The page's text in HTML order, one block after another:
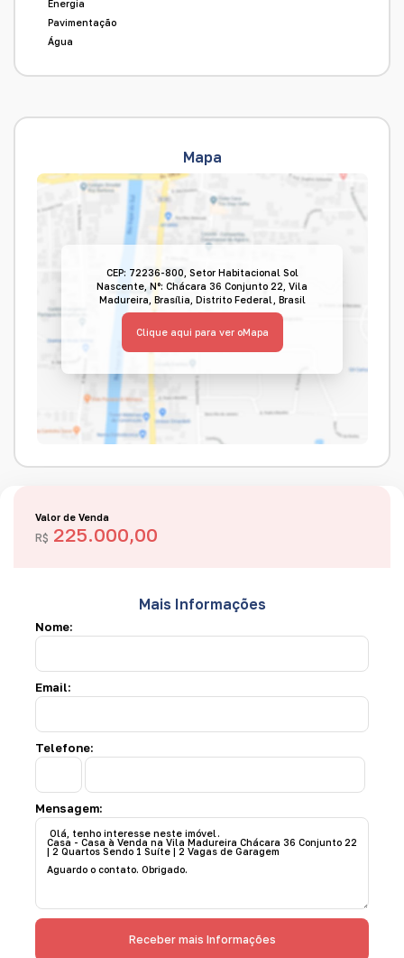
Energia
Pavimentação
Água
Mapa
CEP: 72236-800 Setor Habitacional Sol
Nascente N°: Chácara 36 Conjunto 22 Vila
Madureira Brasília Distrito Federal Brasil
Clique aqui para ver oMapa
R$ 225.000,00
Valor de Venda
Mais Informações
Nome:
Email:
Telefone:
Mensagem: